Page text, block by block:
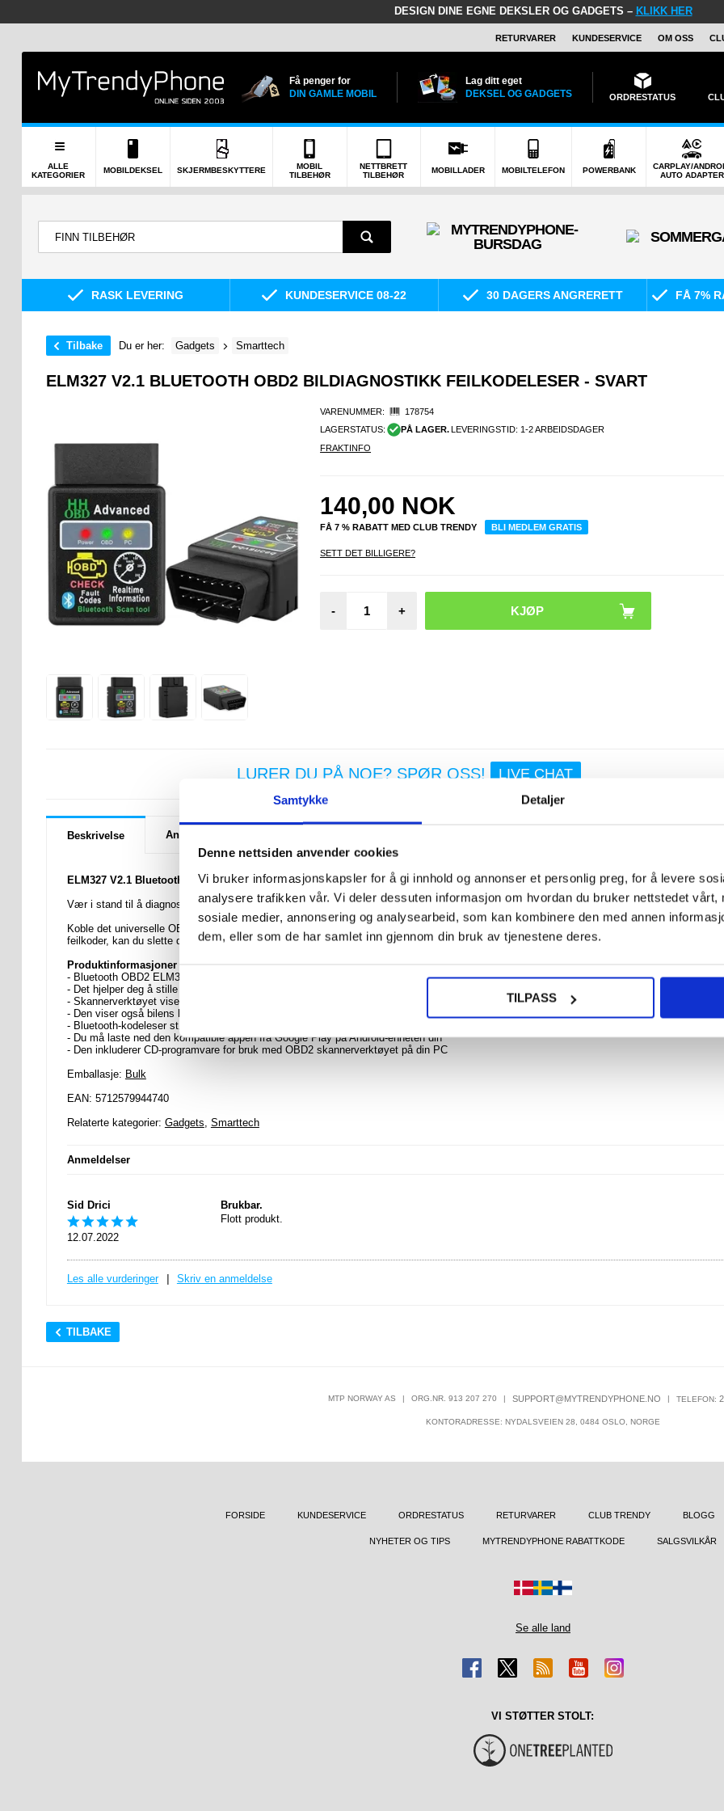
Samtykke Detaljer
Denne nettsiden anvender cookies
Vi bruker informasjonskapsler for å gi innhold og annonser et personlig preg, for å levere
analysere trafikken vår. Vi deler dessuten informasjon om hvordan du bruker nettstedet vårt,
sosiale medier, annonsering og analysearbeid, som kan kombinere den med annen
dem, eller som de har samlet inn gjennom din bruk av tjenestene deres.
TILPASS
DESIGN DINE EGNE DEKSLER OG GADGETS – KLIKK HER
RETURVARER KUNDESERVICE OM OSS
Få penger for
DIN GAMLE MOBIL
Lag ditt eget
DEKSEL OG GADGETS
ORDRESTATUS
ALLE
KATEGORIER
MOBILDEKSEL SKJERMBESKYTTERE
MOBIL
TILBEHØR
NETTBRETT
TILBEHØR
MOBILLADER MOBILTELEFON POWERBANK
CARPLAY/
AUTO ADAPTER
RASK LEVERING KUNDESERVICE 08-22 30 DAGERS ANGRERETT FÅ 7%
Tilbake Du er her: Gadgets Smarttech
ELM327 V2.1 BLUETOOTH OBD2 BILDIAGNOSTIKK FEILKODELESER - SVART
VARENUMMER:
178754
LAGERSTATUS:
PÅ LAGER.
LEVERINGSTID: 1-2 ARBEIDSDAGER
FRAKTINFO
140,00 NOK
FÅ 7 % RABATT MED CLUB TRENDY BLI MEDLEM GRATIS
SETT DET BILLIGERE?
- +
LURER DU PÅ NOE? SPØR OSS! LIVE CHAT
Beskrivelse Anmeldelser
ELM327 V2.1 Bluetooth OBD2 Bildiagnostikk Feilkodeleser - Android, Windows
Vær i stand til å diagnostisere bilen din hjemme - nå trenger du ikke å gå til en dyr mekaniker for å finne små feil!
Koble det universelle OBD2-bilskanningsverktøyet til Android-enheten din via Bluetooth og bli mekaniker selv. Hvis du skanner noen mindre
feilkoder, kan du slette dem med ELM327 OBD-II diagnoseverktøy uten problemer. Selv en nybegynner kan fikse mindre feil!
Produktinformasjoner
- Bluetooth OBD2 ELM327 v2.1
som støtter Android og Windows OS
- Det hjelper deg å stille en total diagnose for bilen og slette noen feilkoder
- Skannerverktøyet viser feilkoder og deres betydning, takket være en database med over 3000 kodedefinisjoner
- Den viser også bilens hastighet, oljetrykk, drivstofforbruk, turtall på motoren, gassposisjonen og mer
- Bluetooth-kodeleser støtter alle OBD-II-protokoller (ISO9141-2, ISO14230-4 KWP, ISO15765-4CAN)
- Du må laste ned den kompatible appen fra Google Play på Android-enheten din
- Den inkluderer CD-programvare for bruk med OBD2 skannerverktøyet på din PC
Emballasje: Bulk
EAN: 5712579944740
Relaterte kategorier: Gadgets, Smarttech
Anmeldelser
Sid Drici
12.07.2022
Brukbar.
Flott produkt.
Les alle vurderinger Skriv en anmeldelse
TILBAKE
MTP NORWAY AS | ORG.NR. 913 207 270 | SUPPORT@MYTRENDYPHONE.NO | TELEFON:
KONTORADRESSE: NYDALSVEIEN 28, 0484 OSLO, NORGE
FORSIDE KUNDESERVICE ORDRESTATUS RETURVARER CLUB TRENDY BLOGG
NYHETER OG TIPS MYTRENDYPHONE RABATTKODE SALGSVILKÅR
Se alle land
VI STØTTER STOLT: